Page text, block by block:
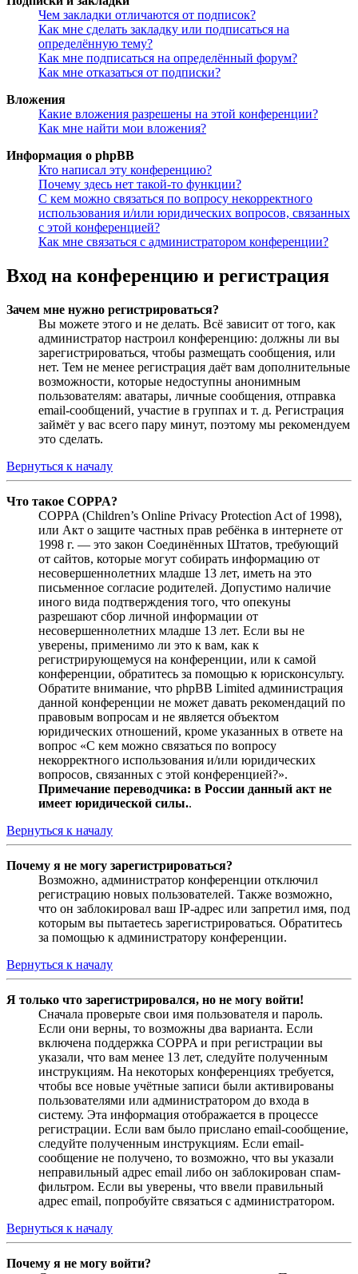
Чем закладки отличаются от подписок?
Как мне сделать закладку или подписаться на
определённую тему?
Как мне подписаться на определённый форум?
Как мне отказаться от подписки?
Вложения
Какие вложения разрешены на этой конференции?
Как мне найти мои вложения?
Информация о phpBB
Кто написал эту конференцию?
Почему здесь нет такой-то функции?
С кем можно связаться по вопросу некорректного
использования и/или юридических вопросов, связанных
с этой конференцией?
Как мне связаться с администратором конференции?
Вход на конференцию и регистрация
Зачем мне нужно регистрироваться?
Вы можете этого и не делать. Всё зависит от того, как
администратор настроил конференцию: должны ли вы
зарегистрироваться, чтобы размещать сообщения, или
нет. Тем не менее регистрация даёт вам дополнительные
возможности, которые недоступны анонимным
пользователям: аватары, личные сообщения, отправка
email-сообщений, участие в группах и т. д. Регистрация
займёт у вас всего пару минут, поэтому мы рекомендуем
это сделать.
Вернуться к началу
Что такое COPPA?
COPPA (Children’s Online Privacy Protection Act of 1998),
или Акт о защите частных прав ребёнка в интернете от
1998 г. — это закон Соединённых Штатов, требующий
от сайтов, которые могут собирать информацию от
несовершеннолетних младше 13 лет, иметь на это
письменное согласие родителей. Допустимо наличие
иного вида подтверждения того, что опекуны
разрешают сбор личной информации от
несовершеннолетних младше 13 лет. Если вы не
уверены, применимо ли это к вам, как к
регистрирующемуся на конференции, или к самой
конференции, обратитесь за помощью к юрисконсульту.
Обратите внимание, что phpBB Limited администрация
данной конференции не может давать рекомендаций по
правовым вопросам и не является объектом
юридических отношений, кроме указанных в ответе на
вопрос «С кем можно связаться по вопросу
некорректного использования и/или юридических
вопросов, связанных с этой конференцией?».
Примечание переводчика: в России данный акт не
имеет юридической силы..
Вернуться к началу
Почему я не могу зарегистрироваться?
Возможно, администратор конференции отключил
регистрацию новых пользователей. Также возможно,
что он заблокировал ваш IP-адрес или запретил имя, под
которым вы пытаетесь зарегистрироваться. Обратитесь
за помощью к администратору конференции.
Вернуться к началу
Я только что зарегистрировался, но не могу войти!
Сначала проверьте свои имя пользователя и пароль.
Если они верны, то возможны два варианта. Если
включена поддержка COPPA и при регистрации вы
указали, что вам менее 13 лет, следуйте полученным
инструкциям. На некоторых конференциях требуется,
чтобы все новые учётные записи были активированы
пользователями или администратором до входа в
систему. Эта информация отображается в процессе
регистрации. Если вам было прислано email-сообщение,
следуйте полученным инструкциям. Если email-
сообщение не получено, то возможно, что вы указали
неправильный адрес email либо он заблокирован спам-
фильтром. Если вы уверены, что ввели правильный
адрес email, попробуйте связаться с администратором.
Вернуться к началу
Почему я не могу войти?